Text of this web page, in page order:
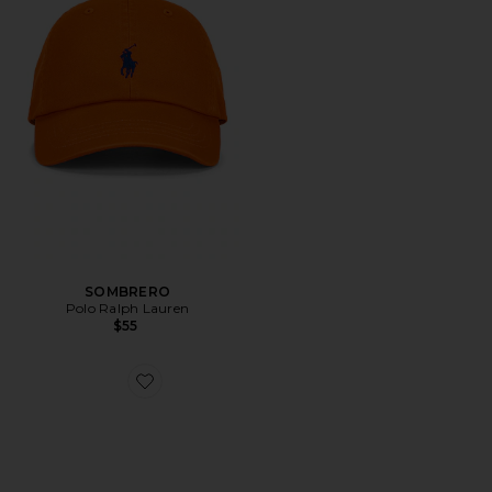
SOMBRERO
Polo Ralph Lauren
$55
Favorite ZAPATILLA DEPORTIVA HANDBALL